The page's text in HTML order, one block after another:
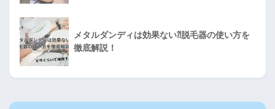
メタルダンディは効果ない⁈脱毛器の使い方を
徹底解説！